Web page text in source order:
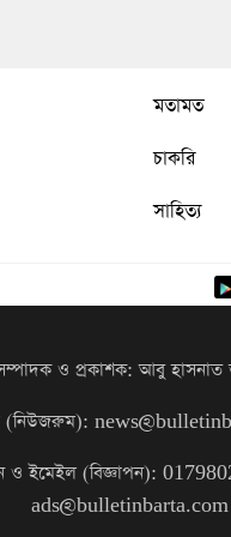
মতামত
চাকরি
সাহিত্য
ও প্রকাশক: আবু হাসনাত
(নিউজরুম):
ও ইমেইল (বিজ্ঞাপন):
ads@bulletinbarta.com